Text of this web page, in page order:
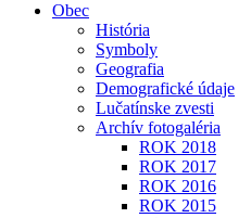
Obec
História
Symboly
Geografia
Demografické údaje
Lučatínske zvesti
Archív fotogaléria
ROK 2018
ROK 2017
ROK 2016
ROK 2015